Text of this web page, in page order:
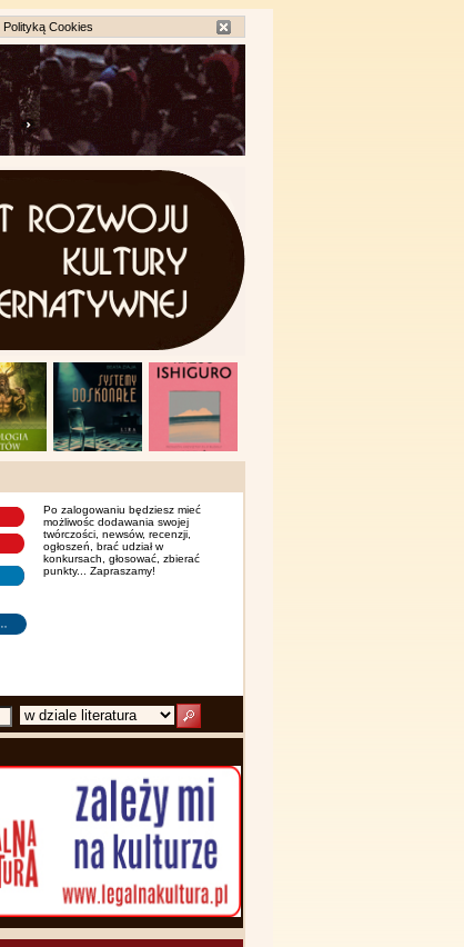
Polityką Cookies
Po zalogowaniu będziesz mieć
możliwośc dodawania swojej
twórczości, newsów, recenzji,
ogłoszeń, brać udział w
konkursach, głosować, zbierać
punkty... Zapraszamy!